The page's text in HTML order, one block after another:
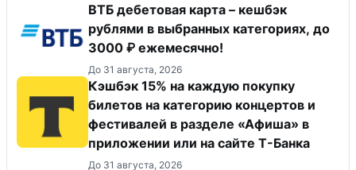
ВТБ дебетовая карта – кешбэк
рублями в выбранных категориях, до
3000 ₽ ежемесячно!
До 31 августа, 2026
Кэшбэк 15% на каждую покупку
билетов на категорию концертов и
фестивалей в разделе «Афиша» в
приложении или на сайте Т-Банка
До 31 августа, 2026